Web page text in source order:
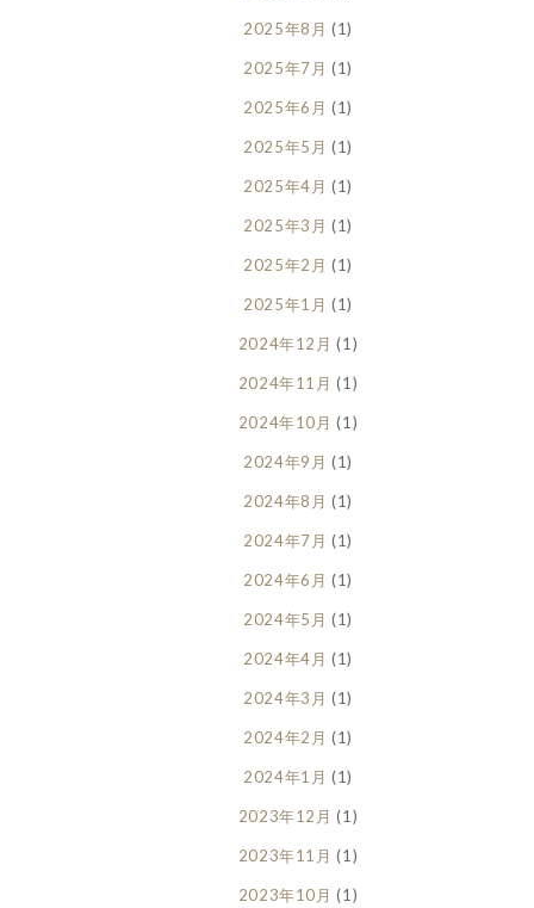
2025年8月 (1)
2025年7月 (1)
2025年6月 (1)
2025年5月 (1)
2025年4月 (1)
2025年3月 (1)
2025年2月 (1)
2025年1月 (1)
2024年12月 (1)
2024年11月 (1)
2024年10月 (1)
2024年9月 (1)
2024年8月 (1)
2024年7月 (1)
2024年6月 (1)
2024年5月 (1)
2024年4月 (1)
2024年3月 (1)
2024年2月 (1)
2024年1月 (1)
2023年12月 (1)
2023年11月 (1)
2023年10月 (1)